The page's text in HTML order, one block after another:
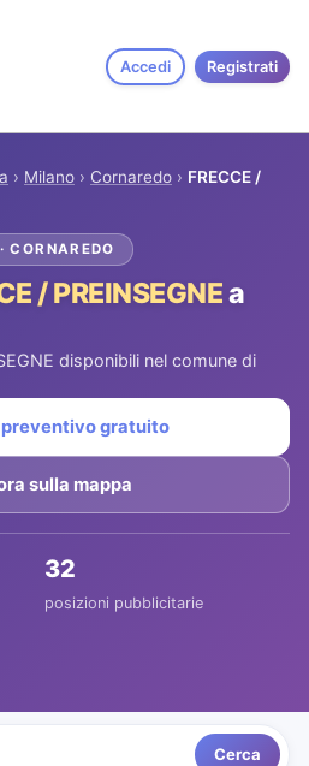
Accedi Registrati
› Milano › Cornaredo › FRECCE /
CORNAREDO
/ PREINSEGNEa
disponibili nel comune di
preventivo gratuito
sulla mappa
32
posizioni pubblicitarie
Cerca